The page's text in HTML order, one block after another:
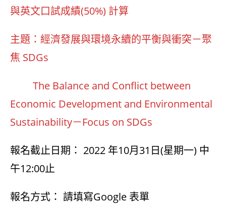
與英文口試成績(50%) 計算
主題：經濟發展與環境永續的平衡與衝突－聚
焦 SDGs
The Balance and Conflict between
Economic Development and Environmental
Sustainability－Focus on SDGs
報名截止日期： 2022 年10月31日(星期一) 中
午12:00止
報名方式： 請填寫Google 表單